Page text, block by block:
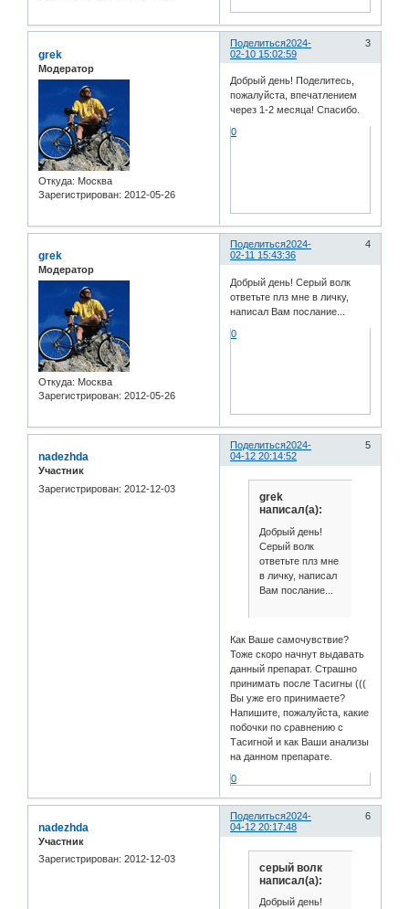
Поделиться 3
2024-
02-10 15:02:59
grek
Модератор
Откуда: Москва
Зарегистрирован: 2012-05-26
Добрый день! Поделитесь,
пожалуйста, впечатлением
через 1-2 месяца! Спасибо.
0
Поделиться 4
2024-
02-11 15:43:36
grek
Модератор
Откуда: Москва
Зарегистрирован: 2012-05-26
Добрый день! Серый волк
ответьте плз мне в личку,
написал Вам послание...
0
Поделиться 5
2024-
04-12 20:14:52
nadezhda
Участник
Зарегистрирован: 2012-12-03
grek
написал(а):
Добрый день!
Серый волк
ответьте плз мне
в личку, написал
Вам послание...
Как Ваше самочувствие?
Тоже скоро начнут выдавать
данный препарат. Страшно
принимать после Тасигны (((
Вы уже его принимаете?
Напишите, пожалуйста, какие
побочки по сравнению с
Тасигной и как Ваши анализы
на данном препарате.
0
Поделиться 6
2024-
04-12 20:17:48
nadezhda
Участник
Зарегистрирован: 2012-12-03
серый волк
написал(а):
Добрый день!